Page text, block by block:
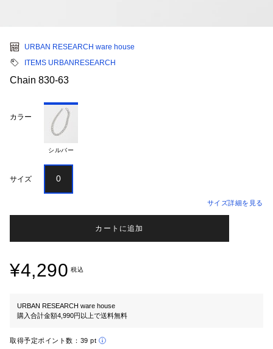
URBAN RESEARCH ware house
ITEMS URBANRESEARCH
Chain 830-63
カラー
シルバー
サイズ 0
サイズ詳細を見る
カートに追加
¥4,290 税込
URBAN RESEARCH ware house
購入合計金額4,990円以上で送料無料
取得予定ポイント数： 39 pt